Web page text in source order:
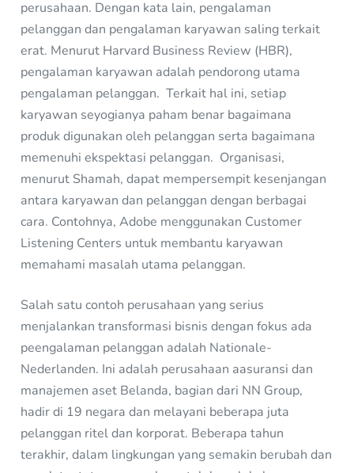
perusahaan. Dengan kata lain, pengalaman
pelanggan dan pengalaman karyawan saling terkait
erat. Menurut Harvard Business Review (HBR),
pengalaman karyawan adalah pendorong utama
pengalaman pelanggan. Terkait hal ini, setiap
karyawan seyogianya paham benar bagaimana
produk digunakan oleh pelanggan serta bagaimana
memenuhi ekspektasi pelanggan. Organisasi,
menurut Shamah, dapat mempersempit kesenjangan
antara karyawan dan pelanggan dengan berbagai
cara. Contohnya, Adobe menggunakan Customer
Listening Centers untuk membantu karyawan
memahami masalah utama pelanggan.
Salah satu contoh perusahaan yang serius
menjalankan transformasi bisnis dengan fokus ada
peengalaman pelanggan adalah Nationale-
Nederlanden. Ini adalah perusahaan aasuransi dan
manajemen aset Belanda, bagian dari NN Group,
hadir di 19 negara dan melayani beberapa juta
pelanggan ritel dan korporat. Beberapa tahun
terakhir, dalam lingkungan yang semakin berubah dan